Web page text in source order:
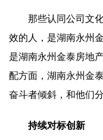
那些认同公司文
效的人，是湖南永州
是湖南永州金泰房地
配方面，湖南永州金
奋斗者倾斜，和他们
持续对标创新